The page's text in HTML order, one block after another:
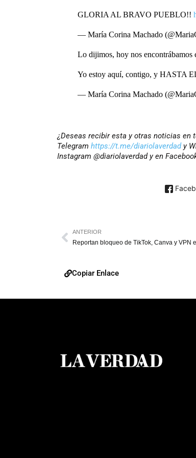
GLORIA AL BRAVO PUEBLO!!
— María Corina Machado
Lo dijimos, hoy nos encontrábamos
Yo estoy aquí, contigo, y HASTA
— María Corina Machado
¿Deseas recibir esta y otras noticias en
Telegram https://t.me/diariolaverdad y
Instagram @diariolaverdad y en
ANTERIOR
Copiar Enlace